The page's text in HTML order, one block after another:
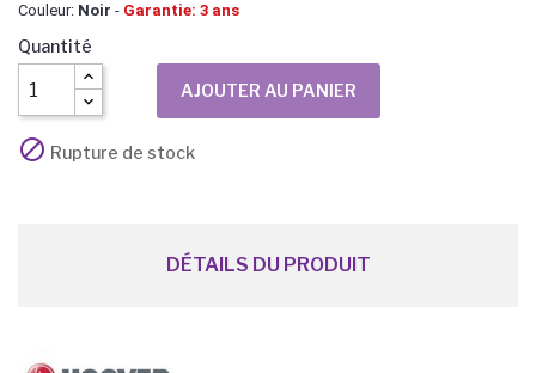
Couleur: Noir - Garantie: 3 ans
Quantité
AJOUTER AU PANIER
 Rupture de stock
DÉTAILS DU PRODUIT